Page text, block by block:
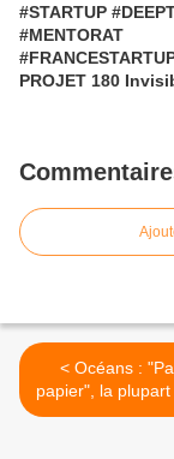
#STARTUP
#MENTORAT
PROJET
< Océans : "Parcs de
papier", la plupart
marines